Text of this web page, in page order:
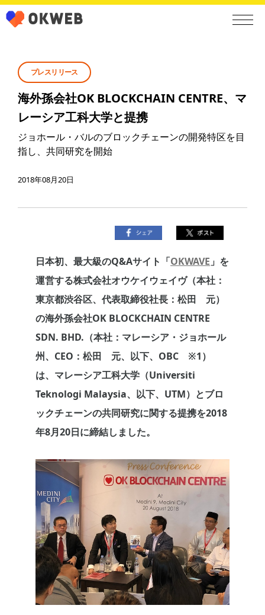
プレスリリース
海外孫会社OK BLOCKCHAIN CENTRE、マ
レーシア工科大学と提携
ジョホール・バルのブロックチェーンの開発特区を目
指し、共同研究を開始
2018年08月20日
日本初、最大級のQ&Aサイト「OKWAVE 」を
運営する株式会社オウケイウェイヴ（本社：
東京都渋谷区、代表取締役社長：松田 元）
の海外孫会社OK BLOCKCHAIN CENTRE
SDN. BHD.（本社：マレーシア・ジョホール
州、CEO：松田 元、以下、OBC ※1）
は、マレーシア工科大学（Universiti
Teknologi Malaysia、以下、UTM）とブロ
ックチェーンの共同研究に関する提携を2018
年8月20日に締結しました。